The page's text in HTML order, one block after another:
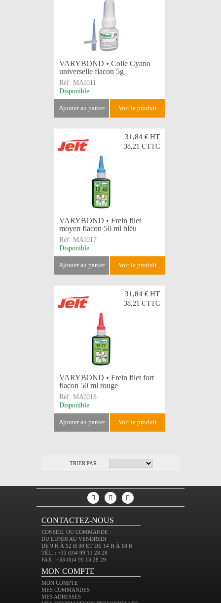
VARYBOND • Colle Cyano
universelle flacon 5g
Réf: MAI011
Disponible
ajouter au panier voir le produit
31,84 €HT
38,21 € TTC
VARYBOND • Frein filet
moyen flacon 50 ml bleu
Réf: MAI017
Disponible
ajouter au panier voir le produit
31,84 €HT
38,21 € TTC
VARYBOND • Frein filet fort
flacon 50 ml rouge
Réf: MAI018
Disponible
ajouter au panier voir le produit
TRIER PAR :
CONTACTEZ-NOUS
CONSEIL OU COMMANDE :
DU LUNDI AU VENDREDI
DE 9 H À 12 H 30 ET DE 14 H À 18 H
TÉL. : +33 (0)4 99 13 28 28
FAX : +33 (0)4 99 13 28 29
MON COMPTE
MON COMPTE
MES COMMANDES
MES ADRESSES